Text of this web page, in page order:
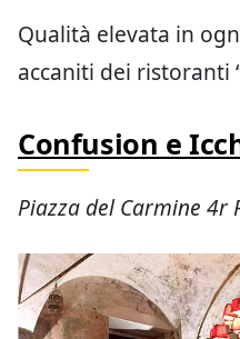
Qualità elevata in
accaniti dei ristoranti
Confusion e
Piazza del Carmine 4r